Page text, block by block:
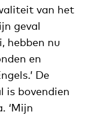
van het
geval
hebben nu
en
De
is bovendien
‘Mijn